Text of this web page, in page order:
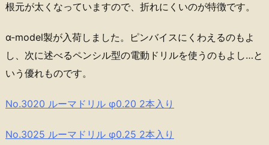
根元が太くなっていますので、折れにくいのが特徴です。
α-model製が入荷しました。ピンバイスにくわえるのもよ
し、次に述べるペンシル型の電動ドリルを使うのもよし…と
いう優れものです。
No.3020 ルーマドリル φ0.20 2本入り
No.3025 ルーマドリル φ0.25 2本入り